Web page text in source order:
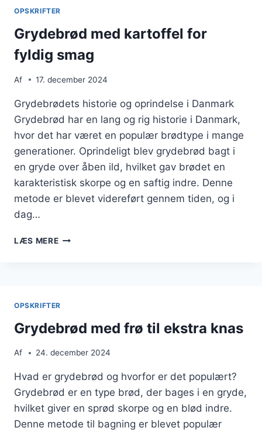
OPSKRIFTER
Grydebrød med kartoffel for
fyldig smag
Af 17. december 2024
Grydebrødets historie og oprindelse i Danmark
Grydebrød har en lang og rig historie i Danmark,
hvor det har været en populær brødtype i mange
generationer. Oprindeligt blev grydebrød bagt i
en gryde over åben ild, hvilket gav brødet en
karakteristisk skorpe og en saftig indre. Denne
metode er blevet videreført gennem tiden, og i
dag…
LÆS MEREGRYDEBRØD
OPSKRIFTER
Grydebrød med frø til ekstra knas
Af 24. december 2024
Hvad er grydebrød og hvorfor er det populært?
Grydebrød er en type brød, der bages i en gryde,
hvilket giver en sprød skorpe og en blød indre.
Denne metode til bagning er blevet populær